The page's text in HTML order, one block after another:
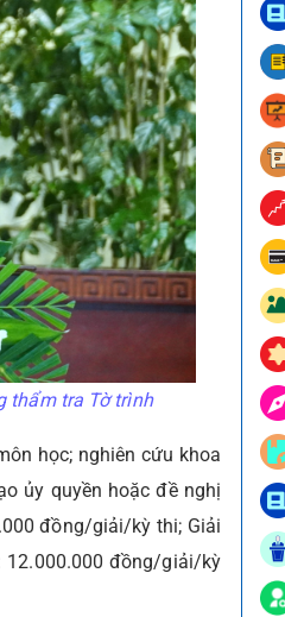
thẩm tra Tờ trình
học; nghiên cứu khoa
ủy quyền hoặc đề nghị
đồng/giải/kỳ thi; Giải
12.000.000 đồng/giải/kỳ